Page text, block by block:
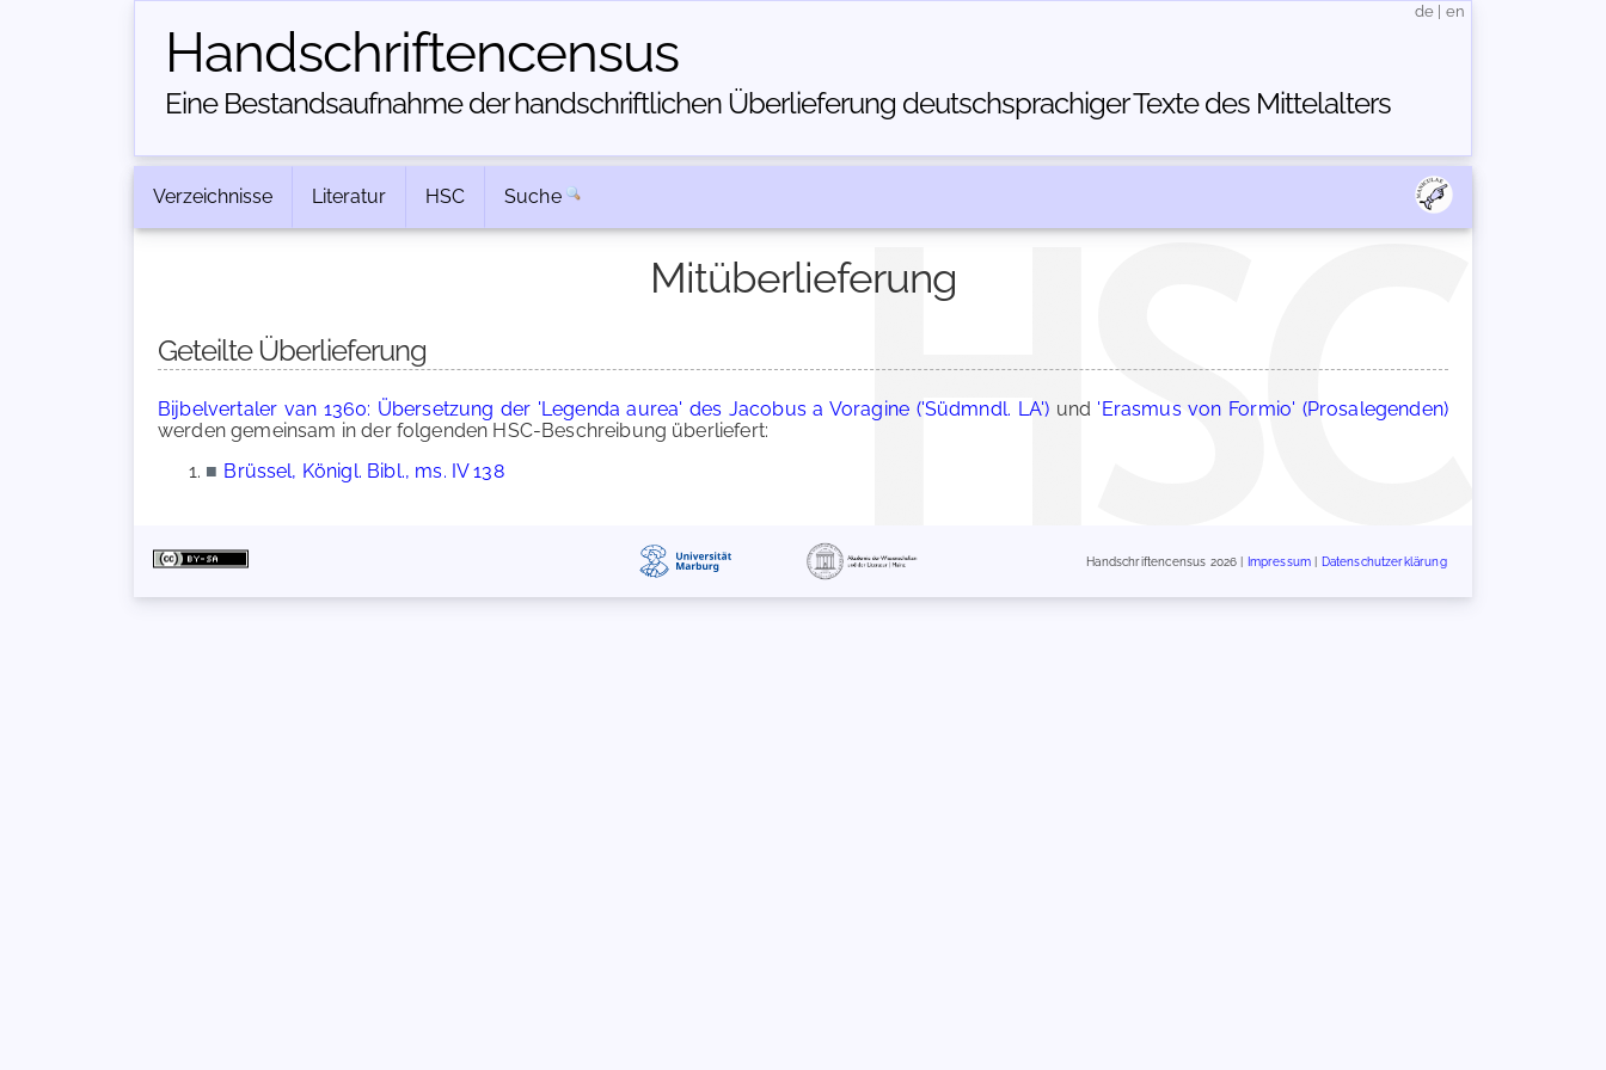
Handschriften­census
Eine Bestandsaufnahme der handschriftlichen Über­lieferung deutschsprachiger Texte des Mittelalters
de en
Verzeichnisse Literatur HSC Suche
Mitüberlieferung
Geteilte Überlieferung
Bijbelvertaler van 1360: Übersetzung der 'Legenda aurea' des Jacobus a Voragine ('Südmndl. LA') und 'Erasmus von Formio' (Prosalegenden)
werden gemeinsam in der folgenden HSC-Beschreibung überliefert:
■ Brüssel, Königl. Bibl., ms. IV 138
Handschriftencensus 2026 | Impressum Datenschutzerklärung